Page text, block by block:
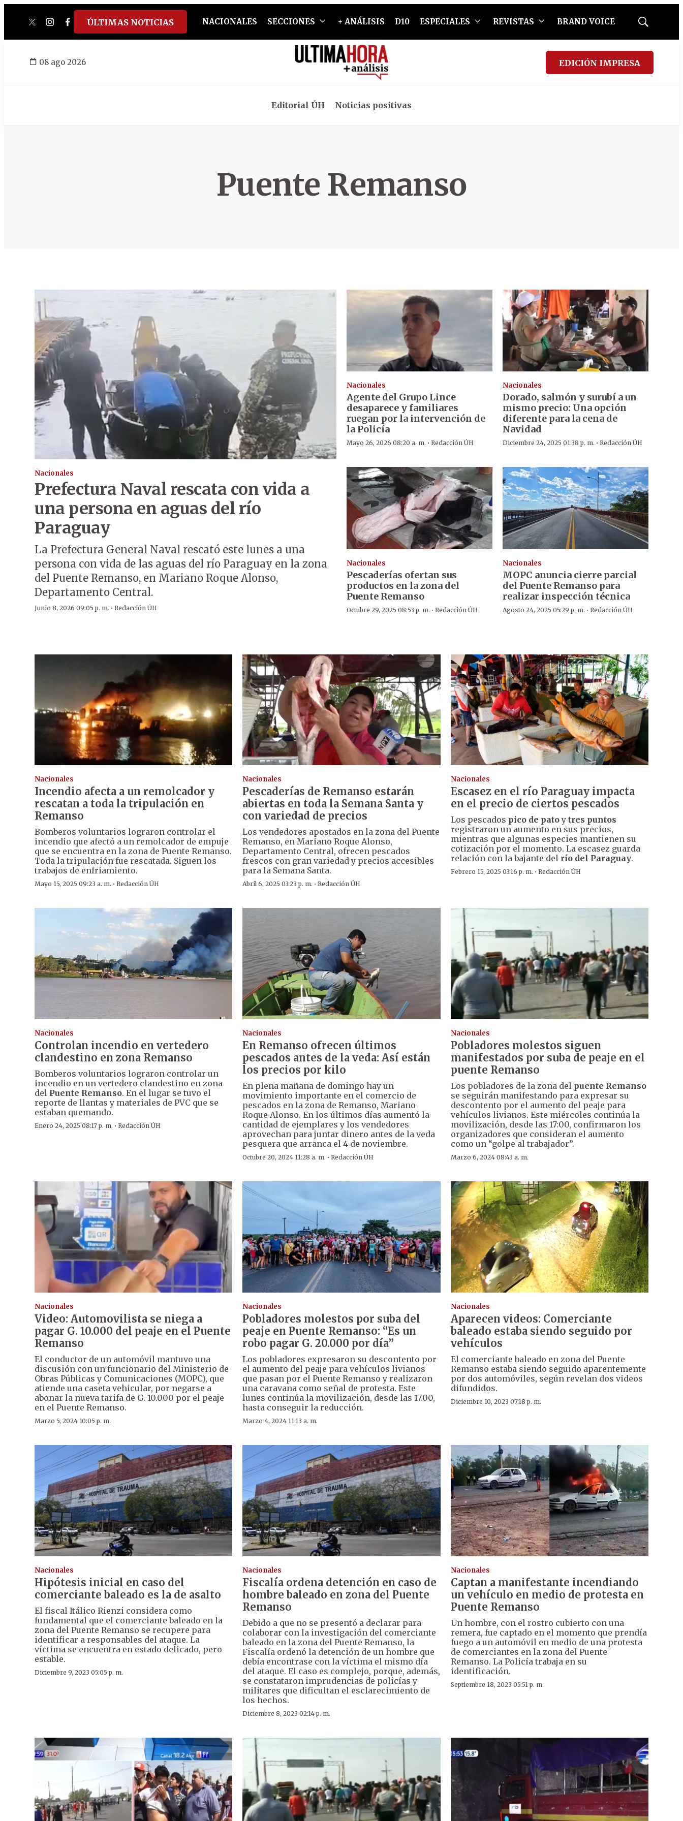
twitterinstagram
facebook
tiktokyoutube
spotify
ÚLTIMAS NOTICIAS NACIONALES SECCIONES + ANÁLISIS D10 ESPECIALES REVISTAS BRAND VOICE
Mostrar
08 ago 2026 EDICIÓN IMPRESA
Editorial ÚH Noticias positivas
Puente Remanso
Nacionales
Prefectura Naval rescata con vida a
una persona en aguas del río
Paraguay
La Prefectura General Naval rescató este lunes a una
persona con vida de las aguas del río Paraguay en la zona
del Puente Remanso, en Mariano Roque Alonso,
Departamento Central.
Junio 8, 2026 09:05 p. m. · Redacción ÚH
Nacionales
Agente del Grupo Lince
desaparece y familiares
ruegan por la intervención de
la Policía
Mayo 26, 2026 08:20 a. m. · Redacción ÚH
Nacionales
Dorado, salmón y surubí a un
mismo precio: Una opción
diferente para la cena de
Navidad
Diciembre 24, 2025 01:38 p. m. · Redacción ÚH
Nacionales
Pescaderías ofertan sus
productos en la zona del
Puente Remanso
Octubre 29, 2025 08:53 p. m. · Redacción ÚH
Nacionales
MOPC anuncia cierre parcial
del Puente Remanso para
realizar inspección técnica
Agosto 24, 2025 05:29 p. m. · Redacción ÚH
Nacionales
Incendio afecta a un remolcador y
rescatan a toda la tripulación en
Remanso
Bomberos voluntarios lograron controlar el
incendio que afectó a un remolcador de empuje
que se encuentra en la zona de Puente Remanso.
Toda la tripulación fue rescatada. Siguen los
trabajos de enfriamiento.
Mayo 15, 2025 09:23 a. m. · Redacción ÚH
Nacionales
Pescaderías de Remanso estarán
abiertas en toda la Semana Santa y
con variedad de precios
Los vendedores apostados en la zona del Puente
Remanso, en Mariano Roque Alonso,
Departamento Central, ofrecen pescados
frescos con gran variedad y precios accesibles
para la Semana Santa.
Abril 6, 2025 03:23 p. m. ·Redacción ÚH
Nacionales
Escasez en el río Paraguay impacta
en el precio de ciertos pescados
Los pescados pico de patoy tres puntos
registraron un aumento en sus precios,
mientras que algunas especies mantienen su
cotización por el momento. La escasez guarda
relación con la bajante del río del Paraguay.
Febrero 15, 2025 03:16 p. m. · Redacción ÚH
Nacionales
Controlan incendio en vertedero
clandestino en zona Remanso
Bomberos voluntarios lograron controlar un
incendio en un vertedero clandestino en zona
del Puente Remanso. En el lugar se tuvo el
reporte de llantas y materiales de PVC que se
estaban quemando.
Enero 24, 2025 08:17 p. m. · Redacción ÚH
Nacionales
En Remanso ofrecen últimos
pescados antes de la veda: Así están
los precios por kilo
En plena mañana de domingo hay un
movimiento importante en el comercio de
pescados en la zona de Remanso, Mariano
Roque Alonso. En los últimos días aumentó la
cantidad de ejemplares y los vendedores
aprovechan para juntar dinero antes de la veda
pesquera que arranca el 4 de noviembre.
Octubre 20, 2024 11:28 a. m. ·Redacción ÚH
Nacionales
Pobladores molestos siguen
manifestados por suba de peaje en el
puente Remanso
Los pobladores de la zona del puente Remanso
se seguirán manifestando para expresar su
descontento por el aumento del peaje para
vehículos livianos. Este miércoles continúa la
movilización, desde las 17:00, confirmaron los
organizadores que consideran el aumento
como un “golpe al trabajador”.
Marzo 6, 2024 08:43 a. m.
Nacionales
Video: Automovilista se niega a
pagar G. 10.000 del peaje en el Puente
Remanso
El conductor de un automóvil mantuvo una
discusión con un funcionario del Ministerio de
Obras Públicas y Comunicaciones (MOPC), que
atiende una caseta vehicular, por negarse a
abonar la nueva tarifa de G. 10.000 por el peaje
en el Puente Remanso.
Marzo 5, 2024 10:05 p. m.
Nacionales
Pobladores molestos por suba del
peaje en Puente Remanso: “Es un
robo pagar G. 20.000 por día”
Los pobladores expresaron su descontento por
el aumento del peaje para vehículos livianos
que pasan por el Puente Remanso y realizaron
una caravana como señal de protesta. Este
lunes continúa la movilización, desde las 17.00,
hasta conseguir la reducción.
Marzo 4, 2024 11:13 a. m.
Nacionales
Aparecen videos: Comerciante
baleado estaba siendo seguido por
vehículos
El comerciante baleado en zona del Puente
Remanso estaba siendo seguido aparentemente
por dos automóviles, según revelan dos videos
difundidos.
Diciembre 10, 2023 07:18 p. m.
Nacionales
Hipótesis inicial en caso del
comerciante baleado es la de asalto
El fiscal Itálico Rienzi considera como
fundamental que el comerciante baleado en la
zona del Puente Remanso se recupere para
identificar a responsables del ataque. La
víctima se encuentra en estado delicado, pero
estable.
Diciembre 9, 2023 05:05 p. m.
Nacionales
Fiscalía ordena detención en caso de
hombre baleado en zona del Puente
Remanso
Debido a que no se presentó a declarar para
colaborar con la investigación del comerciante
baleado en la zona del Puente Remanso, la
Fiscalía ordenó la detención de un hombre que
debía encontrase con la víctima el mismo día
del ataque. El caso es complejo, porque, además,
se constataron imprudencias de policías y
militares que dificultan el esclarecimiento de
los hechos.
Diciembre 8, 2023 02:14 p. m.
Nacionales
Captan a manifestante incendiando
un vehículo en medio de protesta en
Puente Remanso
Un hombre, con el rostro cubierto con una
remera, fue captado en el momento que prendía
fuego a un automóvil en medio de una protesta
de comerciantes en la zona del Puente
Remanso. La Policía trabaja en su
identificación.
Septiembre 18, 2023 05:51 p. m.